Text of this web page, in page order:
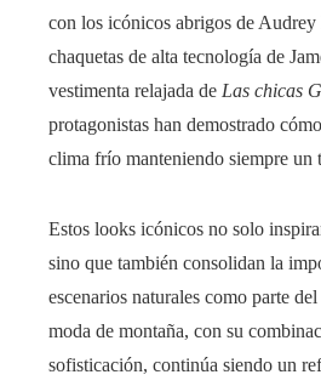
con los icónicos abrigos de
chaquetas de alta tecnología de
vestimenta relajada de Las chicas
protagonistas han demostrado
clima frío manteniendo siempre un
Estos looks icónicos no solo
sino que también consolidan la
escenarios naturales como parte
moda de montaña, con su
sofisticación, continúa siendo un